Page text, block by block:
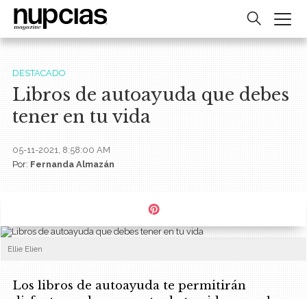
DESTACADO
Libros de autoayuda que debes
tener en tu vida
05-11-2021, 8:58:00 AM
Por:Fernanda Almazán
Ellie Elien
Los libros de autoayuda te permitirán